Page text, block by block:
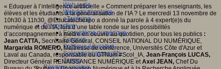
Web radio
Webdocumentaire
eTwinning
Prospective
Ecosystème numérique
Espaces
Politique éducative
Scénarios prospectifs
Temps
Réseaux sociaux
« Eduquer à l’intelligence artificielle » Comment préparer les enseignants, les
élèves et les étudiants à la généralisation de l’IA ? Le mercredi 13 novembre de
10h30 à 11h30, @Educatechexpo a donné la parole à 4 expert(e)s du
numérique et de l’IA, lors d’une table ronde sur les possibilités
d’accompagnement à mettre en oeuvre au quotidien, pour tous les publics :
Jean CATTA, Secrétaire Général, CONSEIL NATIONAL DU NUMÉRIQUE,
Margarida ROMERO,Maîtresse de conférence, Universités Côte d'Azur et
Laval au Canada, responsable du GTNum #Scol_IA, Jean-François LUCAS,
Directeur Général RENAISSANCE NUMÉRIQUE etAxel JEAN, Chef Du